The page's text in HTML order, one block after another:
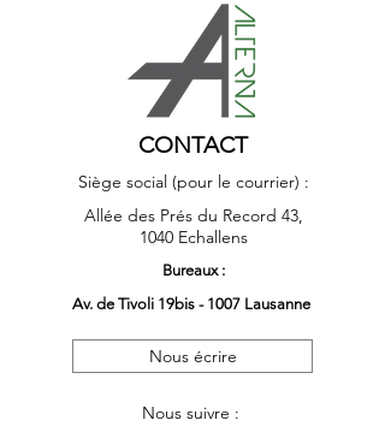
CONTACT
Siège social (pour le courrier) :
Allée des Prés du Record 43,
1040 Echallens
Bureaux :
Av. de Tivoli 19bis - 1007 Lausanne
Nous écrire
Nous suivre :